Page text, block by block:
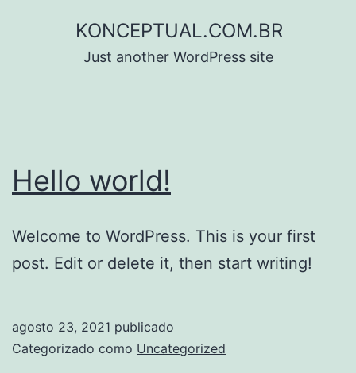
KONCEPTUAL.COM.BR
Just another WordPress site
Hello world!
Welcome to WordPress. This is your first
post. Edit or delete it, then start writing!
agosto 23, 2021 publicado
Categorizado como Uncategorized